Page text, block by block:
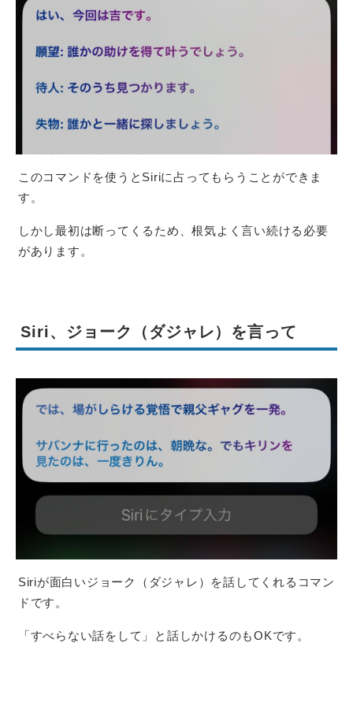
このコマンドを使うとSiriに占ってもらうことができま
す。
しかし最初は断ってくるため、根気よく言い続ける必要
があります。
Siri、ジョーク（ダジャレ）を言って
Siriが面白いジョーク（ダジャレ）を話してくれるコマン
ドです。
「すべらない話をして」と話しかけるのもOKです。